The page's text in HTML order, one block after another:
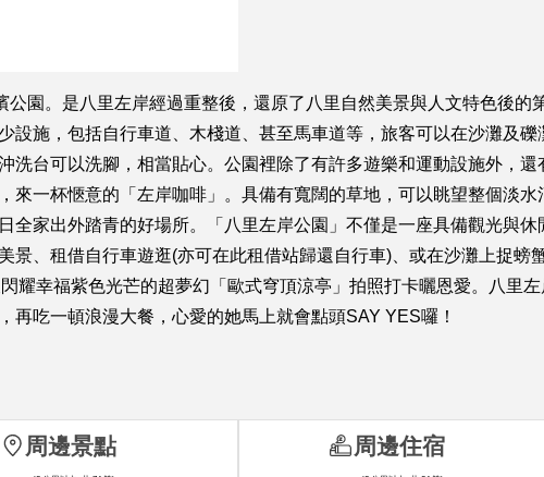
園。是八里左岸經過重整後，還原了八里自然美景與人文特色後的
設施，包括自行車道、木棧道、甚至馬車道等，旅客可以在沙灘及
洗台可以洗腳，相當貼心。公園裡除了有許多遊樂和運動設施外，
來一杯愜意的「左岸咖啡」。具備有寬闊的草地，可以眺望整個淡
全家出外踏青的好場所。「八里左岸公園」不僅是一座具備觀光與
景、租借自行車遊逛(亦可在此租借站歸還自行車)、或在沙灘上捉螃
耀幸福紫色光芒的超夢幻「歐式穹頂涼亭」拍照打卡曬恩愛。八里
吃一頓浪漫大餐，心愛的她馬上就會點頭SAY YES囉！
周邊景點 周邊住宿